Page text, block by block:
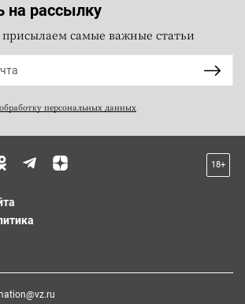
на рассылку
самые важные статьи
обработку персональных данных
18+